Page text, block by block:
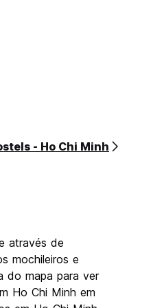
- Ho Chi Minh
através de
mochileiros e
do mapa para ver
Ho Chi Minh em